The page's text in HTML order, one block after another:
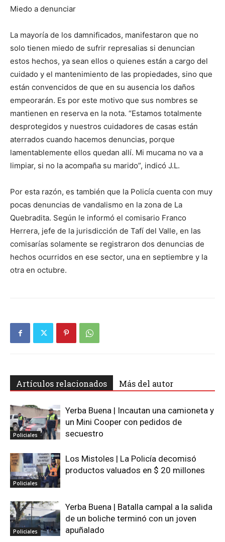
Miedo a denunciar
La mayoría de los damnificados, manifestaron que no
solo tienen miedo de sufrir represalias si denuncian
estos hechos, ya sean ellos o quienes están a cargo del
cuidado y el mantenimiento de las propiedades, sino que
están convencidos de que en su ausencia los daños
empeorarán. Es por este motivo que sus nombres se
mantienen en reserva en la nota. “Estamos totalmente
desprotegidos y nuestros cuidadores de casas están
aterrados cuando hacemos denuncias, porque
lamentablemente ellos quedan allí. Mi mucama no va a
limpiar, si no la acompaña su marido”, indicó J.L.
Por esta razón, es también que la Policía cuenta con muy
pocas denuncias de vandalismo en la zona de La
Quebradita. Según le informó el comisario Franco
Herrera, jefe de la jurisdicción de Tafí del Valle, en las
comisarías solamente se registraron dos denuncias de
hechos ocurridos en ese sector, una en septiembre y la
otra en octubre.
Artículos relacionados Más del autor
Policiales
Yerba Buena | Incautan una camioneta y
un Mini Cooper con pedidos de
secuestro
Policiales
Los Mistoles | La Policía decomisó
productos valuados en $ 20 millones
Policiales
Yerba Buena | Batalla campal a la salida
de un boliche terminó con un joven
apuñalado